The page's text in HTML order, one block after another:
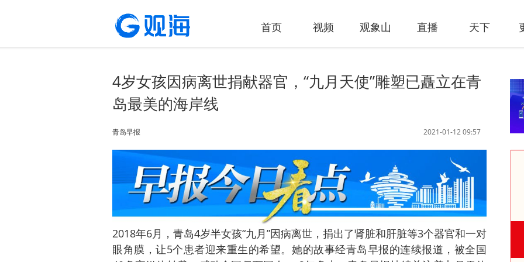
首页 视频 观象山 直播 天下
4岁女孩因病离世捐献器官，“九月天使”雕塑已矗立在青
岛最美的海岸线
2021-01-12 09:57
青岛早报
2018年6月，青岛4岁半女孩“九月”因病离世，捐出了肾脏和肝脏等3个器官和一对
眼角膜，让5个患者迎来重生的希望。她的故事经青岛早报的连续报道，被全国